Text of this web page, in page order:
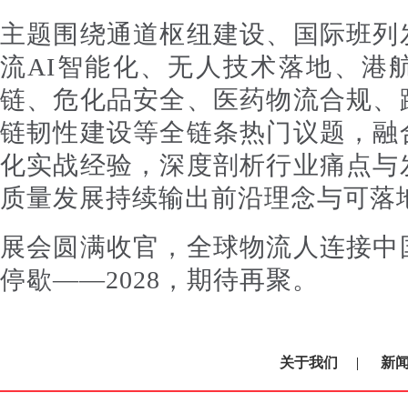
主题围绕通道枢纽建设、国际班
流AI智能化、无人技术落地、港
链、危化品安全、医药物流合规
链韧性建设等全链条热门议题，
化实战经验，深度剖析行业痛点
质量发展持续输出前沿理念与可落
展会圆满收官，全球物流人连接
停歇——2028，期待再聚。
关于我们 | 新